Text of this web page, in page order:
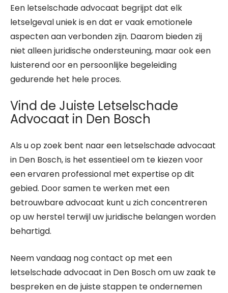
Een letselschade advocaat begrijpt dat elk
letselgeval uniek is en dat er vaak emotionele
aspecten aan verbonden zijn. Daarom bieden zij
niet alleen juridische ondersteuning, maar ook een
luisterend oor en persoonlijke begeleiding
gedurende het hele proces.
Vind de Juiste Letselschade
Advocaat in Den Bosch
Als u op zoek bent naar een letselschade advocaat
in Den Bosch, is het essentieel om te kiezen voor
een ervaren professional met expertise op dit
gebied. Door samen te werken met een
betrouwbare advocaat kunt u zich concentreren
op uw herstel terwijl uw juridische belangen worden
behartigd.
Neem vandaag nog contact op met een
letselschade advocaat in Den Bosch om uw zaak te
bespreken en de juiste stappen te ondernemen